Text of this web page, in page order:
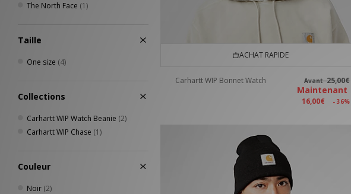
The North Face (1)
Taille
One size (4)
Collections
Carhartt WIP Watch Beanie (2)
Carhartt WIP Chase (1)
Couleur
Noir (2)
ACHAT RAPIDE
Carhartt WIP Bonnet Watch Avant25,00€
Maintenant
16,00€ - 36%